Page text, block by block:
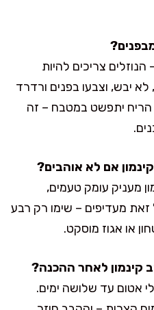
צריכים להיות
יבש, וצבעו בפנים ורדרד
יתפשט במטבח – זה
מעניק עומק טעמים,
זאת מעדיפים – שימו רק רבע
או אגוז מוסקט.
אטום עד שלושה ימים.